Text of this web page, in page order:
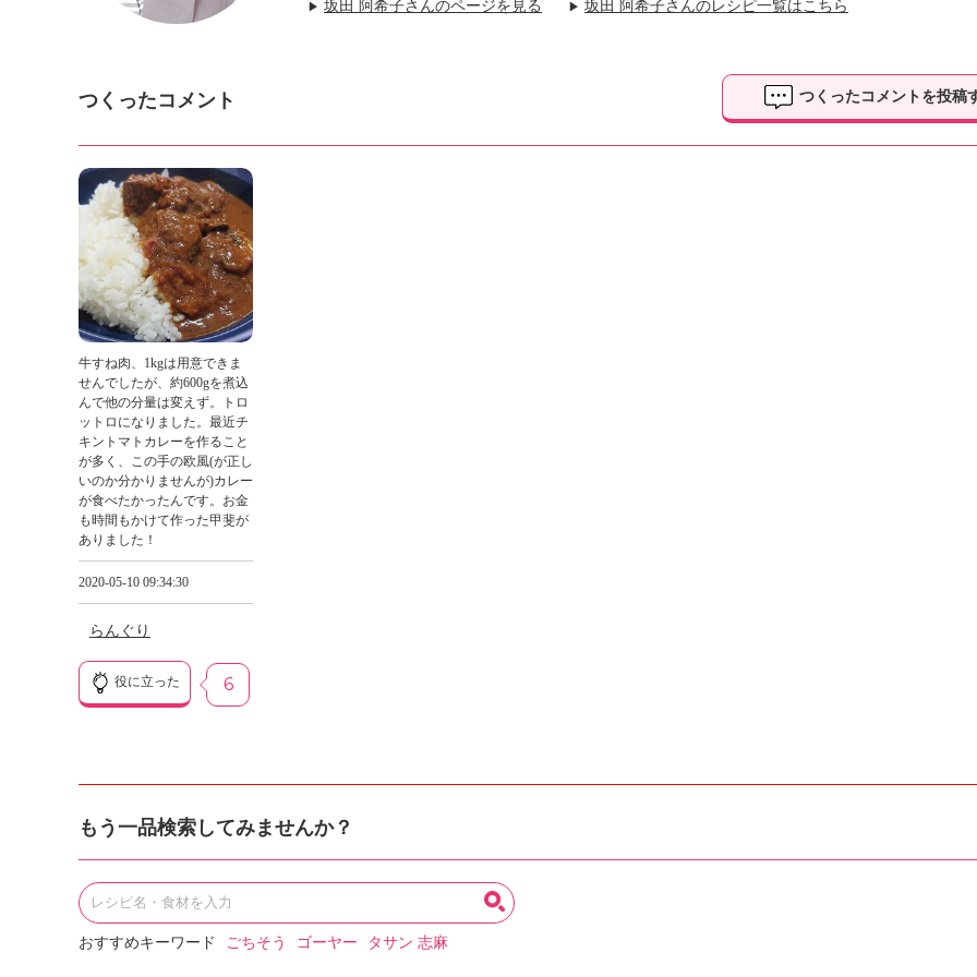
▶ 坂田 阿希子さんのページを見る ▶ 坂田 阿希子さんのレシピ一覧はこちら
つくったコメント つくったコメントを投稿
牛すね肉、1kgは用意できま
せんでしたが、約600gを煮込
んで他の分量は変えず。トロ
ットロになりました。最近チ
キントマトカレーを作ること
が多く、この手の欧風(が正し
いのか分かりませんが)カレー
が食べたかったんです。お金
も時間もかけて作った甲斐が
ありました！
2020-05-10 09:34:30
らんぐり
役に立った 6
もう一品検索してみませんか？
おすすめキーワード ごちそう ゴーヤー タサン 志麻